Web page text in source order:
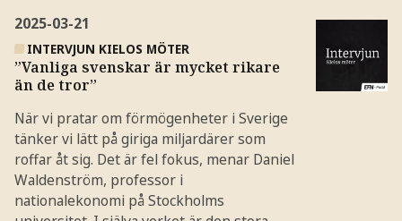
2025-03-21
INTERVJUN KIELOS MÖTER
”Vanliga svenskar är mycket rikare
än de tror”
När vi pratar om förmögenheter i Sverige
tänker vi lätt på giriga miljardärer som
roffar åt sig. Det är fel fokus, menar Daniel
Waldenström, professor i
nationalekonomi på Stockholms